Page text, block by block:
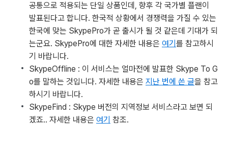
공통으로 적용되는 단일 상품인데, 향후 각 국가별 플랜이
발표된다고 합니다. 한국적 상황에서 경쟁력을 가질 수 있는
한국에 맞는 SkypePro가 곧 출시가 될 것 같은데 기대가 되
는군요. SkypePro에 대한 자세한 내용은 여기를 참고하시
기 바랍니다.
SkypeOffline : 이 서비스는 얼마전에 발표한 Skype To G
o를 말하는 것입니다. 자세한 내용은 지난 번에 쓴 글을 참고
하시기 바랍니다.
SkypeFind : Skype 버전의 지역정보 서비스라고 보면 되
겠죠.. 자세한 내용은 여기 참조.